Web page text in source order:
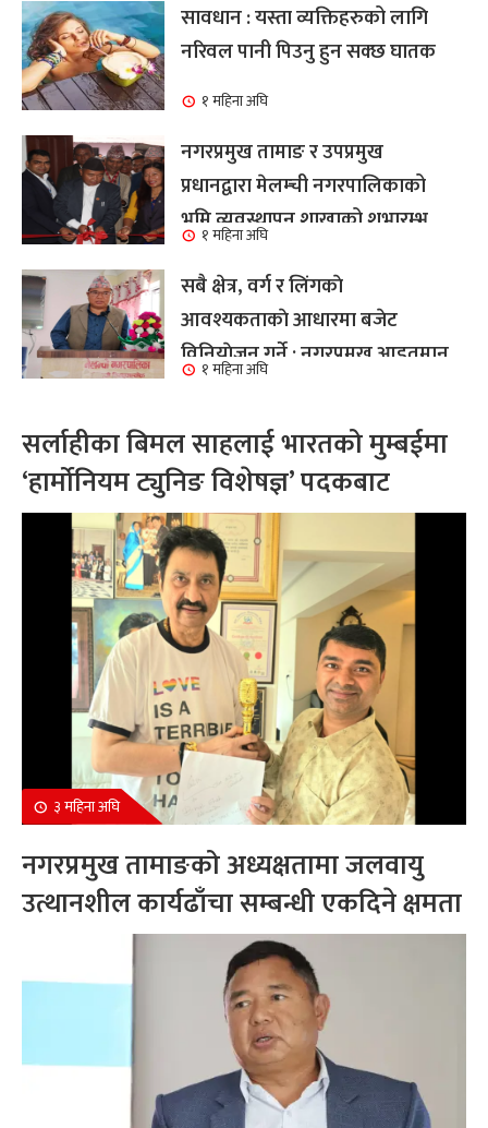
सावधान : यस्ता व्यक्तिहरुको लागि
नरिवल पानी पिउनु हुन सक्छ घातक
१ महिना अघि
नगरप्रमुख तामाङ र उपप्रमुख
प्रधानद्वारा मेलम्ची नगरपालिकाको
भूमि व्यवस्थापन शाखाको शुभारम्भ
कार्य सम्पन्न
१ महिना अघि
सबै क्षेत्र, वर्ग र लिंगकाे
आवश्यकताकाे आधारमा बजेट
विनियाेजन गर्ने : नगरप्रमुख आइतमान
तामाङ
१ महिना अघि
सर्लाहीका बिमल साहलाई भारतको मुम्बईमा
‘हार्मोनियम ट्युनिङ विशेषज्ञ’ पदकबाट
सम्मानित
३ महिना अघि
नगरप्रमुख तामाङको अध्यक्षतामा जलवायु
उत्थानशील कार्यढाँचा सम्बन्धी एकदिने क्षमता
अभिवृद्धि कार्यक्रम सम्पन्न